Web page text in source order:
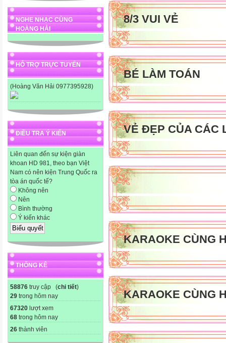
NGHE NHẠC CÙNG
HOÀNG HẢI
HỖ TRỢ TRỰC TUYẾN
(Hoàng Văn Hải 0977395928)
ĐIỀU TRA Ý KIẾN
Liên quan đến sự kiện giàn
khoan HD 981, theo bạn Việt
Nam có nên kiện Trung Quốc ra
tòa án quốc tế?
Không nên
Nên
Bình thường
Ý kiến khác
THỐNG KÊ
58876 truy cập (chi tiết)
29 trong hôm nay
67320 lượt xem
68 trong hôm nay
26 thành viên
8/3 VUI VẺ
BÉ LÀM TOÁN
VẺ ĐẸP CỦA CÁC
KARAOKE CÙNG
KARAOKE CÙNG